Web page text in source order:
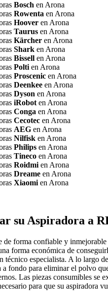
Bosch en Arona
Rowenta en Arona
Hoover en Arona
Taurus en Arona
Kärcher en Arona
Shark en Arona
Bissell en Arona
Polti en Arona
Proscenic en Arona
Deenkee en Arona
Dyson en Arona
iRobot en Arona
Conga en Arona
Cecotec en Arona
AEG en Arona
Nilfisk en Arona
Philips en Arona
Tineco en Arona
Roidmi en Arona
Dreame en Arona
Xiaomi en Arona
su Aspiradora a
de forma confiable y inmejorable
forma económica de
técnico especialista. A lo largo
a fondo para eliminar el polvo
Las piezas consumibles se
para que su aspiradora